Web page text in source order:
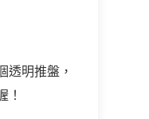
透明推盤，
！